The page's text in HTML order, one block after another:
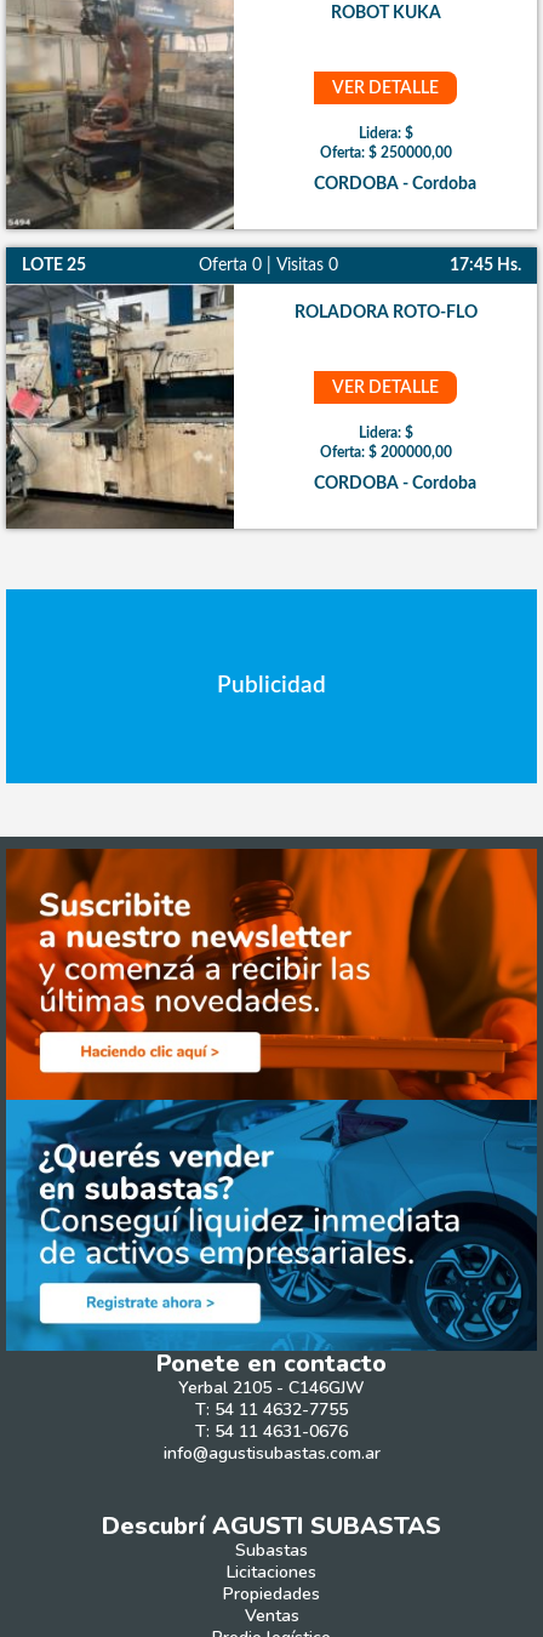
ROBOT KUKA
VER DETALLE
Lidera: $
Oferta: $ 250000,00
CORDOBA - Cordoba
LOTE 25 Oferta 0 | Visitas 0 17:45 Hs.
ROLADORA ROTO-FLO
VER DETALLE
Lidera: $
Oferta: $ 200000,00
CORDOBA - Cordoba
Publicidad
Ponete en contacto
Yerbal 2105 - C146GJW
T: 54 11 4632-7755
T: 54 11 4631-0676
info@agustisubastas.com.ar
Descubrí AGUSTI SUBASTAS
Subastas
Licitaciones
Propiedades
Ventas